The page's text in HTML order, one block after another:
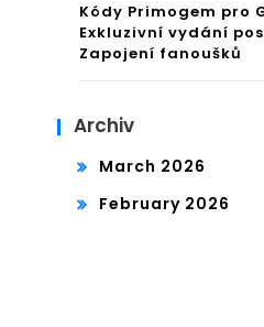
Kódy Primogem pro
Exkluzivní vydání
Zapojení fanoušků
Archiv
March 2026
February 2026